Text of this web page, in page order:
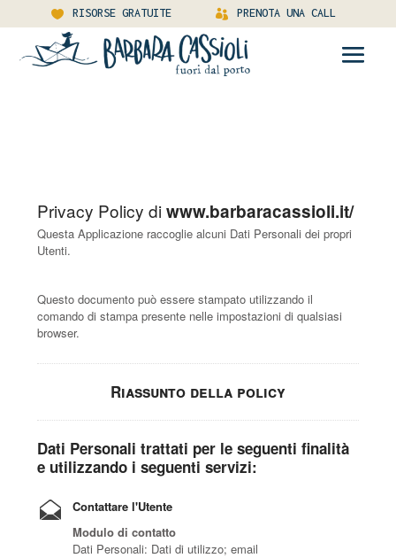
RISORSE GRATUITE PRENOTA UNA CALL
Privacy Policy diwww.barbaracassioli.it/
Questa Applicazione raccoglie alcuni Dati Personali dei propri
Utenti.
Questo documento può essere stampato utilizzando il
comando di stampa presente nelle impostazioni di qualsiasi
browser.
Riassunto della policy
Dati Personali trattati per le seguenti finalità
e utilizzando i seguenti servizi:
Contattare l'Utente
Modulo di contatto
Dati Personali: Dati di utilizzo; email